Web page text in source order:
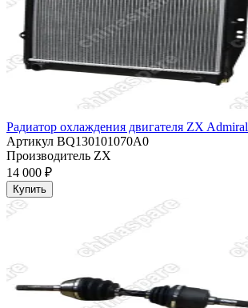
Радиатор охлаждения двигателя ZX Admiral
Артикул BQ130101070A0
Производитель ZX
14 000 ₽
Купить